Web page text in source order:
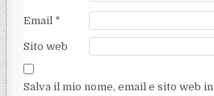
Email *
Sito web
Salva il mio nome, email e sito web